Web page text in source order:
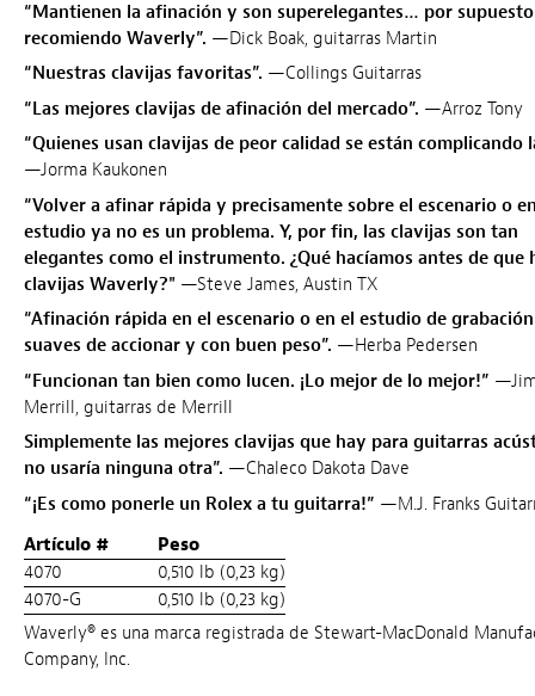
“Mantienen la afinación y son superelegantes… por
recomiendo Waverly”. —Dick Boak, guitarras Martin
“Nuestras clavijas favoritas”. —Collings Guitarras
“Las mejores clavijas de afinación del mercado”. —Arroz Tony
“Quienes usan clavijas de peor calidad se están complicando
—Jorma Kaukonen
“Volver a afinar rápida y precisamente sobre el escenario o
estudio ya no es un problema. Y, por fin, las clavijas son tan
elegantes como el instrumento. ¿Qué hacíamos antes de que
clavijas Waverly?" —Steve James, Austin TX
“Afinación rápida en el escenario o en el estudio de
suaves de accionar y con buen peso”. —Herba Pedersen
“Funcionan tan bien como lucen. ¡Lo mejor de lo mejor!”
Merrill, guitarras de Merrill
Simplemente las mejores clavijas que hay para guitarras
no usaría ninguna otra”. —Chaleco Dakota Dave
“¡Es como ponerle un Rolex a tu guitarra!” —M.J. Franks
Artículo #
Peso
4070
0,510 lb (0,23 kg)
4070-G
0,510 lb (0,23 kg)
Waverly® es una marca registrada de Stewart-MacDonald
Company, Inc.